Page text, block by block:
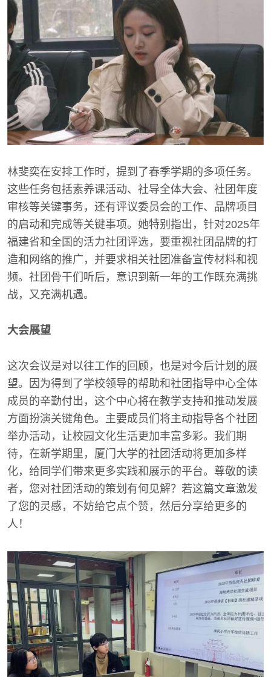
林斐奕在安排工作时，提到了春季学期的多项任务。
这些任务包括素养课活动、社导全体大会、社团年度
审核等关键事务，还有评议委员会的工作、品牌项目
的启动和完成等关键事项。她特别指出，针对2025年
福建省和全国的活力社团评选，要重视社团品牌的打
造和网络的推广，并要求相关社团准备宣传材料和视
频。社团骨干们听后，意识到新一年的工作既充满挑
战，又充满机遇。
大会展望
这次会议是对以往工作的回顾，也是对今后计划的展
望。因为得到了学校领导的帮助和社团指导中心全体
成员的辛勤付出，这个中心将在教学支持和推动发展
方面扮演关键角色。主要成员们将主动指导各个社团
举办活动，让校园文化生活更加丰富多彩。我们期
待，在新学期里，厦门大学的社团活动将更加多样
化，给同学们带来更多实践和展示的平台。尊敬的读
者，您对社团活动的策划有何见解？若这篇文章激发
了您的灵感，不妨给它点个赞，然后分享给更多的
人！